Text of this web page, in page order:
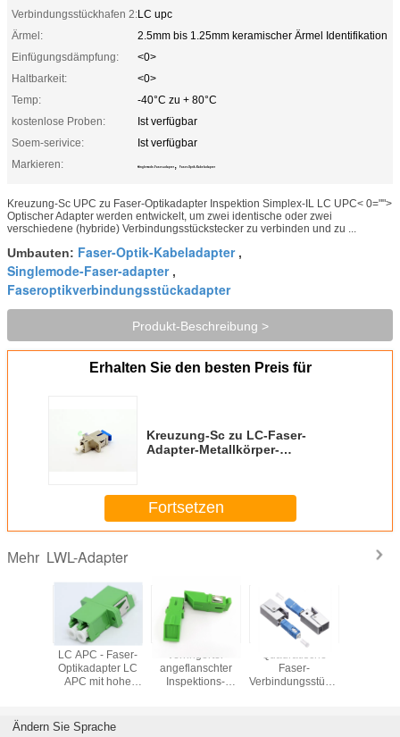
Verbindungsstückhafen 2:LC upc
Ärmel:
2.5mm bis 1.25mm keramischer Ärmel Identifikation
Einfügungsdämpfung:
<0>
Haltbarkeit:
<0>
Temp:
-40°C zu + 80°C
kostenlose Proben:
Ist verfügbar
Soem-serivice:
Ist verfügbar
Markieren:
Singlemode-Faser-adapter , Faser-Optik-Kabeladapter
Kreuzung-Sc UPC zu Faser-Optikadapter Inspektion Simplex-IL LC UPC< 0="">
Optischer Adapter werden entwickelt, um zwei identische oder zwei
verschiedene (hybride) Verbindungsstückstecker zu verbinden und zu ...
Umbauten: Faser-Optik-Kabeladapter,
Singlemode-Faser-adapter,
Faseroptikverbindungsstückadapter
Produkt-Beschreibung >
Erhalten Sie den besten Preis für
Kreuzung-Sc zu LC-Faser-
Adapter-Metallkörper-
Fortsetzen
Mehr LWL-Adapter
LC APC - Faser-
Optikadapter LC
APC mit hohe
Ärmeln
Verringerter
angeflanschter
Inspektions-
Quadratische
Faser-
Verbindungsstück-
Ändern Sie Sprache